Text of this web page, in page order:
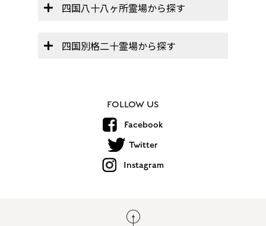
四国八十八ヶ所霊場から探す
四国別格二十霊場から探す
FOLLOW US
Facebook
Twitter
Instagram